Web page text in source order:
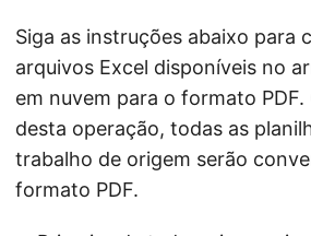
Siga as instruções abaixo para
arquivos Excel disponíveis no
em nuvem para o formato
desta operação, todas as
trabalho de origem serão
formato PDF.